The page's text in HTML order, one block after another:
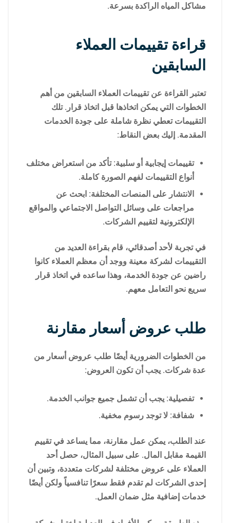
مشاكل المياه الراكدة بسرعة.
قراءة تقييمات العملاء
السابقين
تعتبر القراءة عن تقييمات العملاء السابقين من أهم
الخطوات التي يمكن اتخاذها قبل اتخاذ قرار. تلك
التقييمات تعطي نظرة شاملة على جودة الخدمات
المقدمة. إليك بعض النقاط:
تقييمات إيجابية أو سلبية: تأكد من استعراض مختلف
أنواع التقييمات لفهم الصورة كاملة.
الانتشار على المنصات المختلفة: ابحث عن
مراجعات على وسائل التواصل الاجتماعي والمواقع
الإلكترونية لتقييم الشركات.
في تجربة لأحد أصدقائي، قام بقراءة العديد من
التقييمات لشركة معينة ووجد أن معظم العملاء كانوا
راضين عن جودة الخدمة، وهذا ساعده في اتخاذ قرار
سريع نحو التعامل معهم.
طلب عروض أسعار مقارنة
من الخطوات الضرورية أيضًا طلب عروض أسعار من
عدة شركات. يجب أن تكون العروض:
تفصيلية: يجب أن تشمل جميع جوانب الخدمة.
شفافة: لا توجد رسوم مخفية.
عند الطلب، يمكن عمل مقارنة، مما يساعد في تقييم
القيمة مقابل المال. على سبيل المثال، حصل أحد
العملاء على عروض مختلفة لشركات متعددة، وتبين أن
إحدى الشركات لم تقدم فقط سعرًا تنافسياً ولكن أيضًا
خدمات إضافية مثل ضمان العمل.